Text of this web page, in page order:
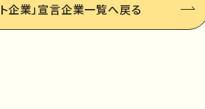
企業」宣言企業一覧へ戻る